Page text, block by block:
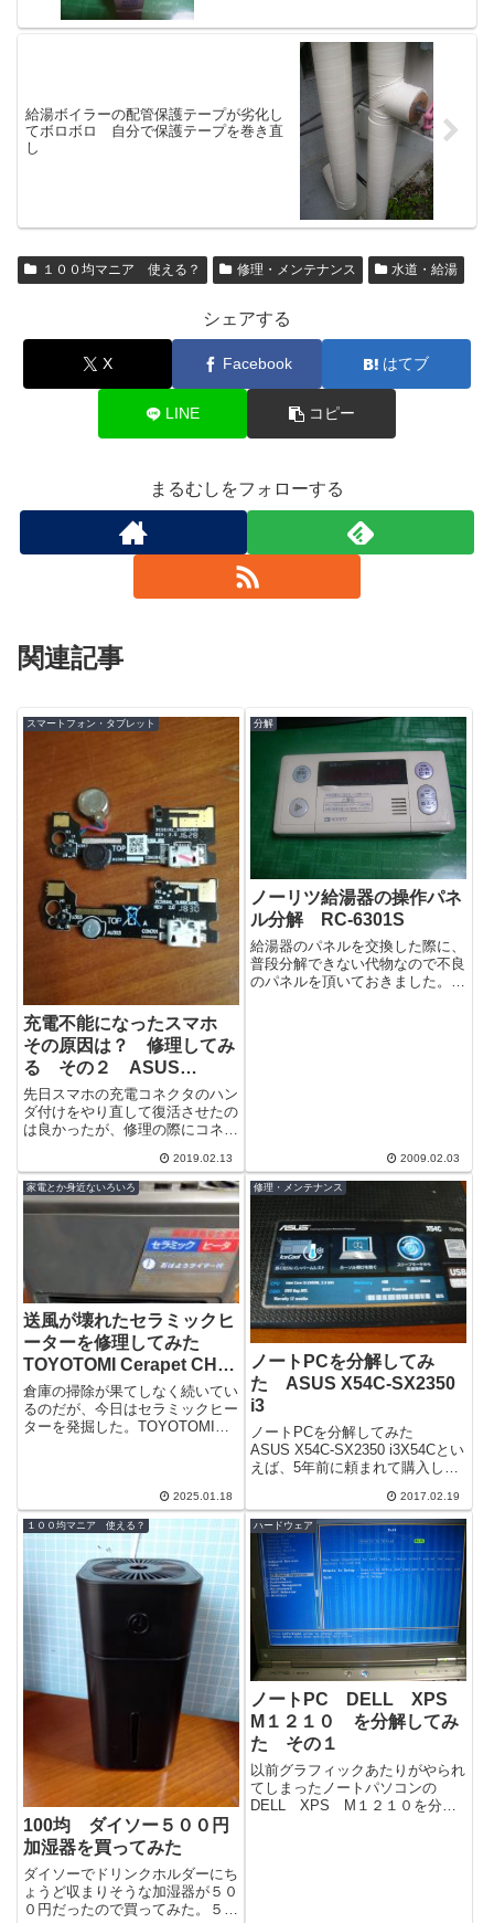
給湯ボイラーの配管保護テープが劣化し
てボロボロ 自分で保護テープを巻き直
し
１００均マニア 使える？ 修理・メンテナンス 水道・給湯
シェアする
X Facebook はてブ
LINE コピー
まるむしをフォローする
関連記事
スマートフォン・タブレット
充電不能になったスマホ
その原因は？ 修理してみ
る その２ ASUS
ZenFone 3 Laser CE0560
(Z015DA or ZC551KL)
先日スマホの充電コネクタのハン
ダ付けをやり直して復活させたの
は良かったが、修理の際にコネク
です。詳細は下記のリンクを見て
ください。...
2019.02.13
分解
ノーリツ給湯器の操作パネ
ル分解 RC-6301S
給湯器のパネルを交換した際に、
普段分解できない代物なので不良
のパネルを頂いておきました。早
2009.02.03
家電とか身近ないろいろ
送風が壊れたセラミックヒ
ーターを修理してみた
TOYOTOMI Cerapet CH-
1201T
倉庫の掃除が果てしなく続いてい
るのだが、今日はセラミックヒー
ターを発掘した。TOYOTOMI
2025.01.18
修理・メンテナンス
ノートPCを分解してみ
た ASUS X54C-SX2350
i3
ノートPCを分解してみた
ASUS X54C-SX2350 i3X54Cとい
えば、5年前に頼まれて購入した
ことでちょっと分解してみ...
2017.02.19
１００均マニア 使える？
100均 ダイソー５００円
加湿器を買ってみた
ダイソーでドリンクホルダーにち
ょうど収まりそうな加湿器が５０
０円だったので買ってみた。５０
ハードウェア
ノートPC DELL XPS
M１２１０ を分解してみ
た その１
以前グラフィックあたりがやられ
てしまったノートパソコンの
DELL XPS M１２１０を分解